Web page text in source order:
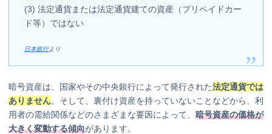
(3) 法定通貨または法定通貨建ての資産（プリペイドカー
ド等）ではない
日本銀行より
暗号資産は、国家やその中央銀行によって発行された法定通貨では
ありません。そして、裏付け資産を持っていないことなどから、利
用者の需給関係などのさまざまな要因によって、 暗号資産の価格が
大きく変動する傾向があります。